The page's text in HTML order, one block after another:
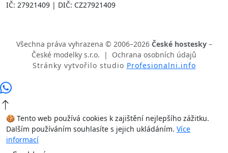
IČ: 27921409 | DIČ: CZ27921409
Všechna práva vyhrazena © 2006–2026 České hostesky–
České modelky s.r.o. | Ochrana osobních údajů
Stránky vytvořilo studio Profesionalni.info
🍪 Tento web používá cookies k zajištění nejlepšího zážitku.
Dalším používáním souhlasíte s jejich ukládáním. Více
informací